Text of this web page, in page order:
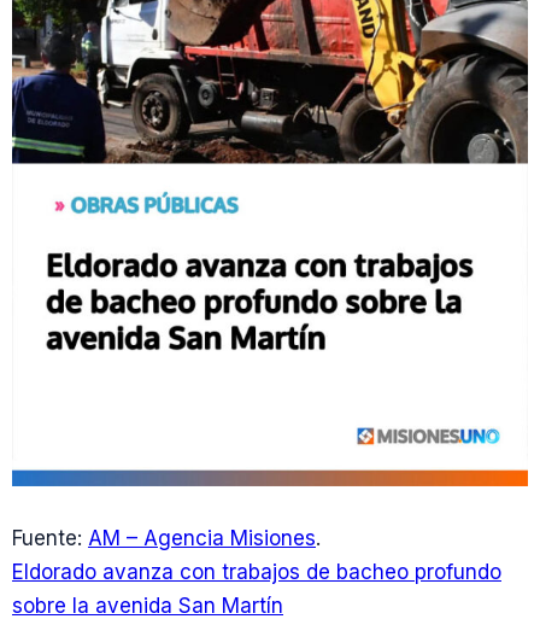
Fuente: AM – Agencia Misiones.
Eldorado avanza con trabajos de bacheo profundo
sobre la avenida San Martín